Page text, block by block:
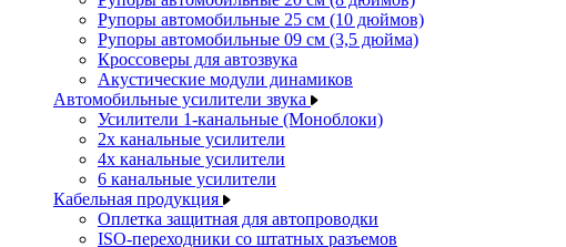
Рупоры автомобильные 25 см (10 дюймов)
Рупоры автомобильные 09 см (3,5 дюйма)
Кроссоверы для автозвука
Акустические модули динамиков
Автомобильные усилители звука
Усилители 1-канальные (Моноблоки)
2х канальные усилители
4х канальные усилители
6 канальные усилители
Кабельная продукция
Оплетка защитная для автопроводки
ISO-переходники со штатных разъемов